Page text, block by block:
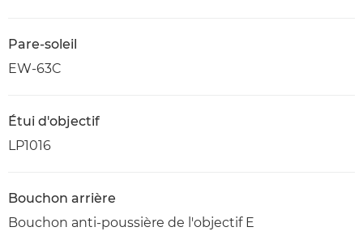
Pare-soleil
EW-63C
Étui d'objectif
LP1016
Bouchon arrière
Bouchon anti-poussière de l'objectif E